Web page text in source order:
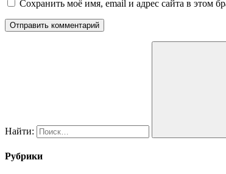
Сохранить моё имя, email и адрес сайта в этом
Найти:
Рубрики